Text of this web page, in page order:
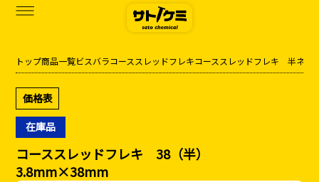
サトケミって？
お知らせ
トップ商品一覧ビスバラコーススレッドフレキコーススレッドフレキ 半ネジ
価格表
在庫品
コーススレッドフレキ 38（半）
3.8mm×38mm